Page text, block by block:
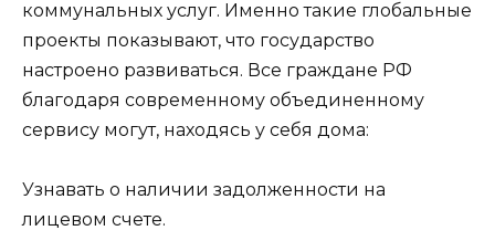
коммунальных услуг. Именно такие глобальные
проекты показывают, что государство
настроено развиваться. Все граждане РФ
благодаря современному объединенному
сервису могут, находясь у себя дома:
Узнавать о наличии задолженности на
лицевом счете.